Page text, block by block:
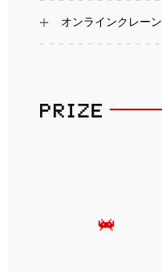
オンラインクレーン